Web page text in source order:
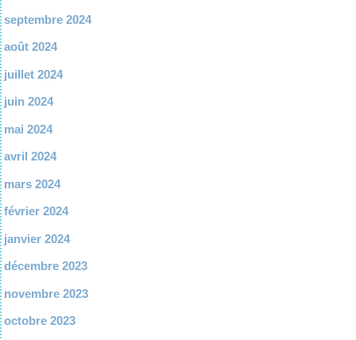
septembre 2024
août 2024
juillet 2024
juin 2024
mai 2024
avril 2024
mars 2024
février 2024
janvier 2024
décembre 2023
novembre 2023
octobre 2023